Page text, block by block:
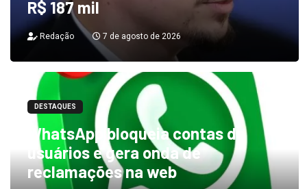
R$ 187 mil
Redação 7 de agosto de 2026
DESTAQUES
WhatsApp bloqueia contas de
usuários e gera onda de
reclamações na web